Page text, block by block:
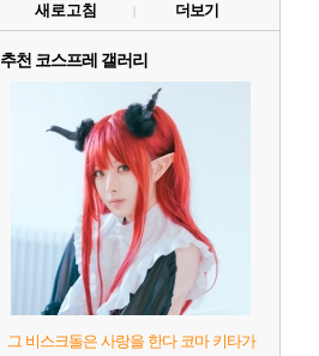
새로고침 더보기
추천 코스프레 갤러리
그 비스크돌은 사랑을 한다 코마 키타가